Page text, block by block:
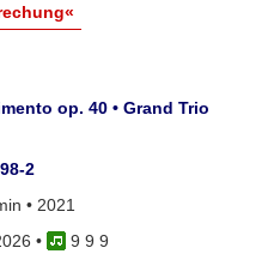
op. 40 • Grand Trio
2
• 2021
•
9 9 9